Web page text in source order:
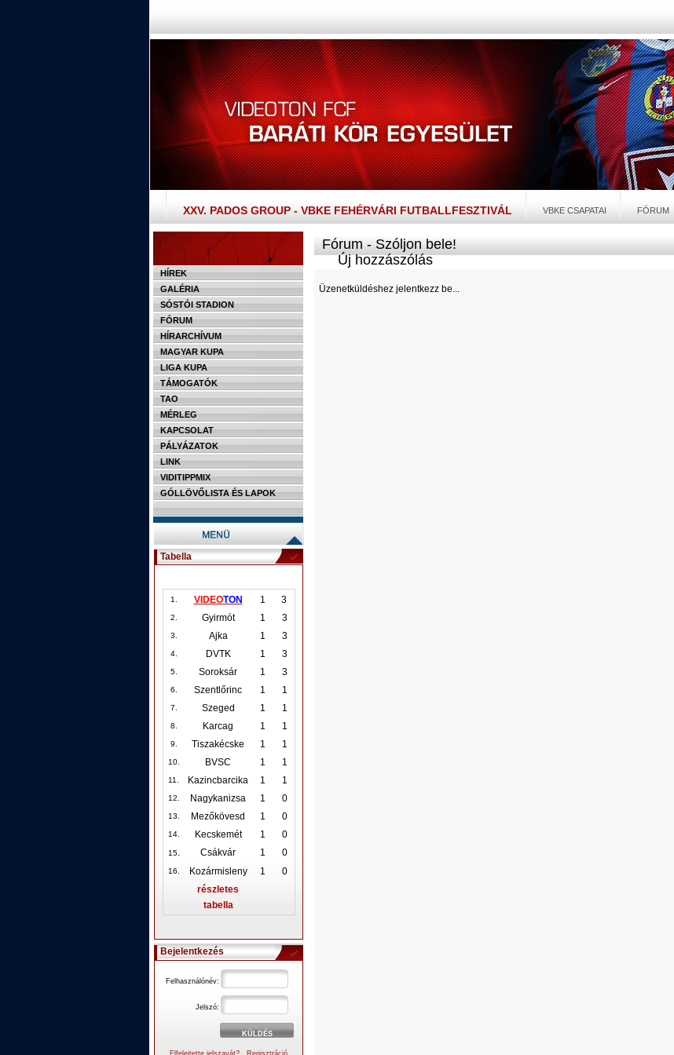
XXV. PADOS GROUP - VBKE FEHÉRVÁRI FUTBALLFESZTIVÁL VBKE CSAPATAI FÓRUM
HÍREK
GALÉRIA
SÓSTÓI STADION
FÓRUM
HÍRARCHÍVUM
MAGYAR KUPA
LIGA KUPA
TÁMOGATÓK
TAO
MÉRLEG
KAPCSOLAT
PÁLYÁZATOK
LINK
VIDITIPPMIX
GÓLLÖVŐLISTA ÉS LAPOK
Tabella
1. VIDEOTON 1 3
2. Gyirmót 1 3
3. Ajka 1 3
4. DVTK 1 3
5. Soroksár 1 3
6. Szentlőrinc 1 1
7. Szeged 1 1
8. Karcag 1 1
9. Tiszakécske 1 1
10. BVSC 1 1
11. Kazincbarcika 1 1
12. Nagykanizsa 1 0
13. Mezőkövesd 1 0
14. Kecskemét 1 0
15. Csákvár 1 0
16. Kozármisleny 1
0
részletes
tabella
Bejelentkezés
Felhasználónév:
Jelszó:
Elfelejtette jelszavát? Regisztráció
Fórum - Szóljon bele!
Új hozzászólás
Üzenetküldéshez jelentkezz be...